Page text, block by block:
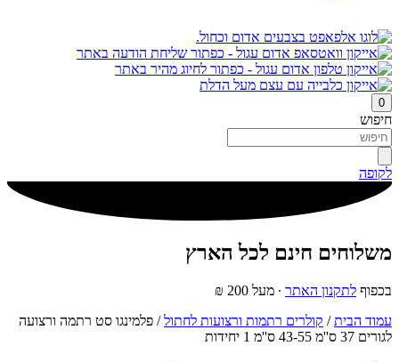
0
חיפוש
לקופה
משלוחים חינם לכל הארץ
בכפוף לתקנון האתר ∙ מעל 200 ₪
עמוד הבית/ קולרים רתמות ורצועות לחתול/ פלמינגו סט רתמה ורצועה
לגורים 37 ס''מ 43-55 ס''מ 1 יחידות